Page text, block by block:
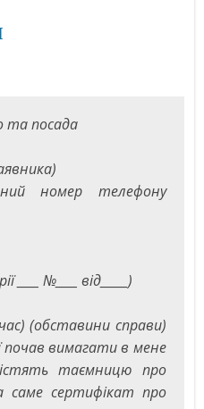
та посада
номер телефону
№____ від_____)
(обставини справи)
почав вимагати в мене
таємницю про
саме сертифікат про